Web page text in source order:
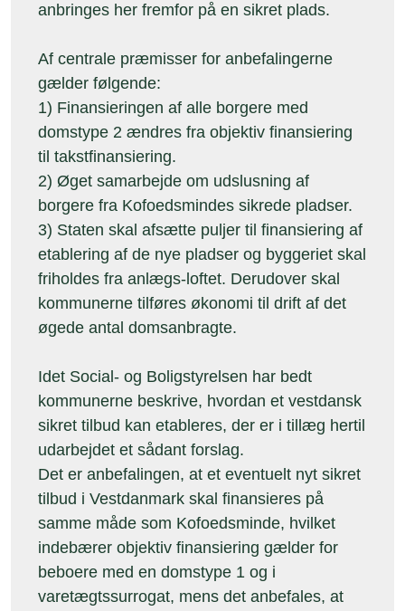
anbringes her fremfor på en sikret plads.
Af centrale præmisser for anbefalingerne
gælder følgende:
1) Finansieringen af alle borgere med
domstype 2 ændres fra objektiv finansiering
til takstfinansiering.
2) Øget samarbejde om udslusning af
borgere fra Kofoedsmindes sikrede pladser.
3) Staten skal afsætte puljer til finansiering af
etablering af de nye pladser og byggeriet skal
friholdes fra anlægs-loftet. Derudover skal
kommunerne tilføres økonomi til drift af det
øgede antal domsanbragte.
Idet Social- og Boligstyrelsen har bedt
kommunerne beskrive, hvordan et vestdansk
sikret tilbud kan etableres, der er i tillæg hertil
udarbejdet et sådant forslag.
Det er anbefalingen, at et eventuelt nyt sikret
tilbud i Vestdanmark skal finansieres på
samme måde som Kofoedsminde, hvilket
indebærer objektiv finansiering gælder for
beboere med en domstype 1 og i
varetægtssurrogat, mens det anbefales, at